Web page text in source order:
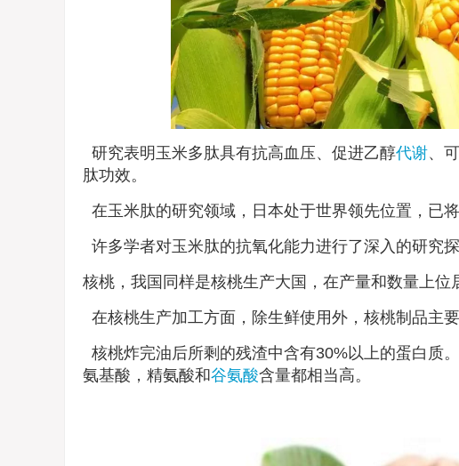
研究表明玉米多肽具有抗高血压、促进乙醇代谢、
肽功效。
在玉米肽的研究领域，日本处于世界领先位置，已
许多学者对玉米肽的抗氧化能力进行了深入的研究探
核桃，我国同样是核桃生产大国，在产量和数量上位
在核桃生产加工方面，除生鲜使用外，核桃制品主
核桃炸完油后所剩的残渣中含有30%以上的蛋白质
氨基酸，精氨酸和谷氨酸含量都相当高。